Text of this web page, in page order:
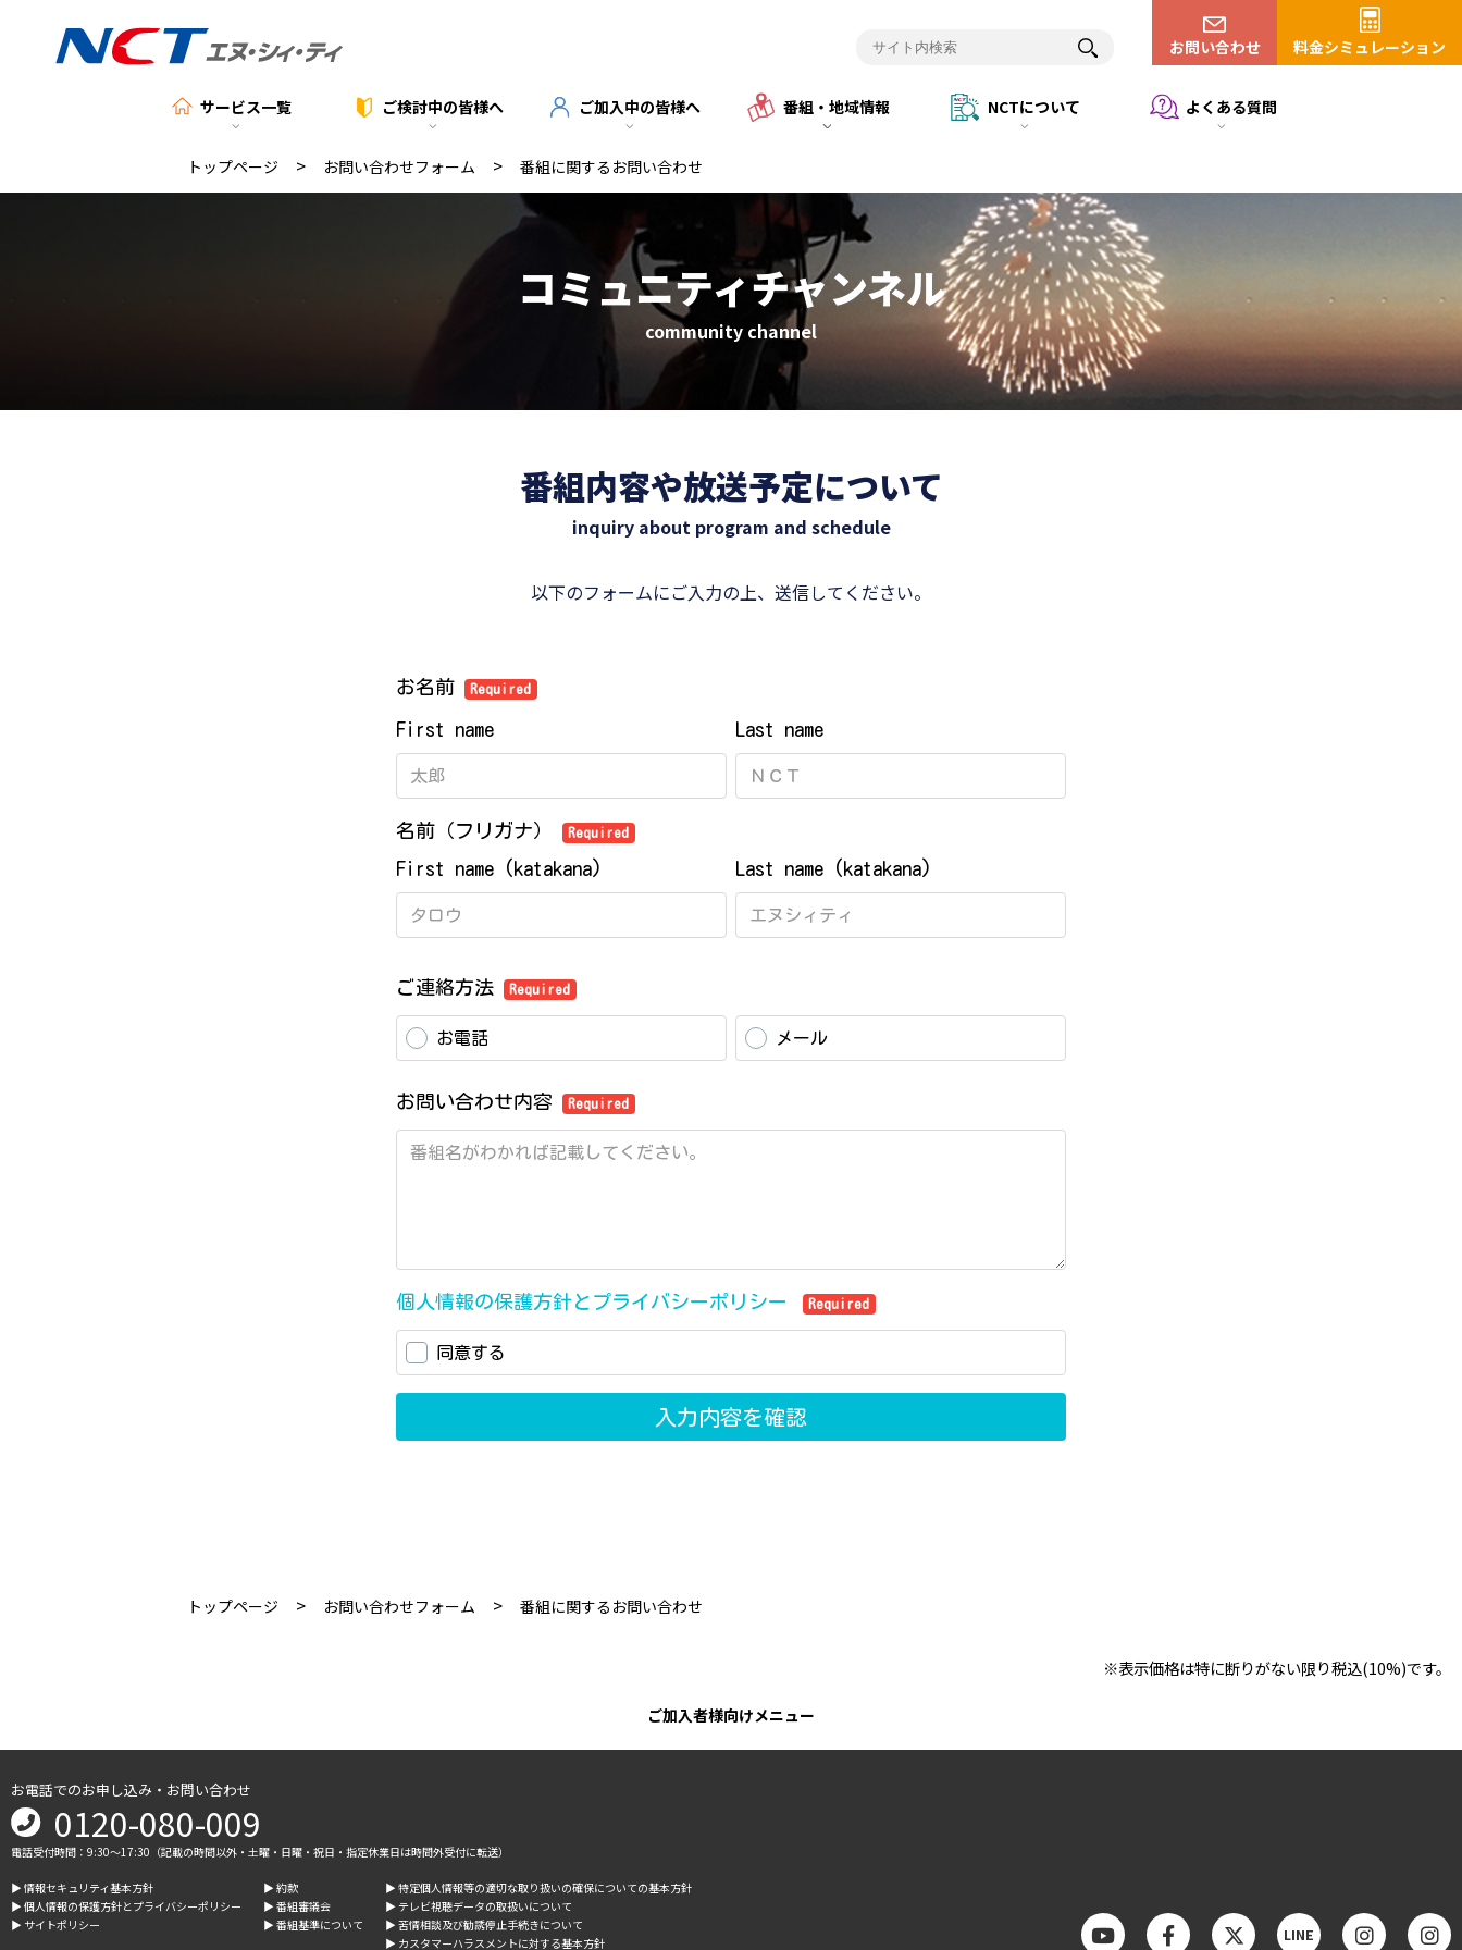
お問い合わせ 料金シミュレーション
サービス一覧 ご検討中の皆様へ ご加入中の皆様へ 番組・地域情報 NCTについて よくある質問
トップページ > お問い合わせフォーム > 番組に関するお問い合わせ
コミュニティチャンネル
community channel
番組内容や放送予定について
inquiry about program and schedule
以下のフォームにご入力の上、送信してください。
トップページ > お問い合わせフォーム > 番組に関するお問い合わせ
※表示価格は特に断りがない限り税込(10%)です。
ご加入者様向けメニュー
お電話でのお申し込み・お問い合わせ
0120-080-009
電話受付時間：9:30～17:30（記載の時間以外・土曜・日曜・祝日・指定休業日は時間外受付に転送）
▶︎ 情報セキュリティ基本方針
▶︎ 個人情報の保護方針とプライバシーポリシー
▶︎ サイトポリシー
▶︎ 約款
▶︎ 番組審議会
▶︎ 番組基準について
▶︎ 特定個人情報等の適切な取り扱いの確保についての基本方針
▶︎ テレビ視聴データの取扱いについて
▶︎ 苦情相談及び勧誘停止手続きについて
▶︎ カスタマーハラスメントに対する基本方針
LINE